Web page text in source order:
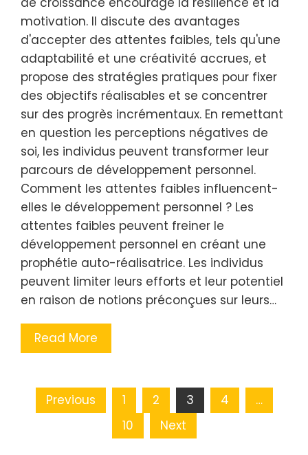
motivation. Il discute des avantages
d'accepter des attentes faibles, tels qu'une
adaptabilité et une créativité accrues, et
propose des stratégies pratiques pour fixer
des objectifs réalisables et se concentrer
sur des progrès incrémentaux. En remettant
en question les perceptions négatives de
soi, les individus peuvent transformer leur
parcours de développement personnel.
Comment les attentes faibles influencent-
elles le développement personnel ? Les
attentes faibles peuvent freiner le
développement personnel en créant une
prophétie auto-réalisatrice. Les individus
peuvent limiter leurs efforts et leur potentiel
en raison de notions préconçues sur leurs…
Read More
Posts
pagination
Previous 1 2 3 4
…
10
Next